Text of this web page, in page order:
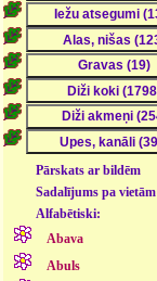
Pārskats ar bildēm
Sadalījums pa vietām
Alfabētiski:
Abava
Abuls